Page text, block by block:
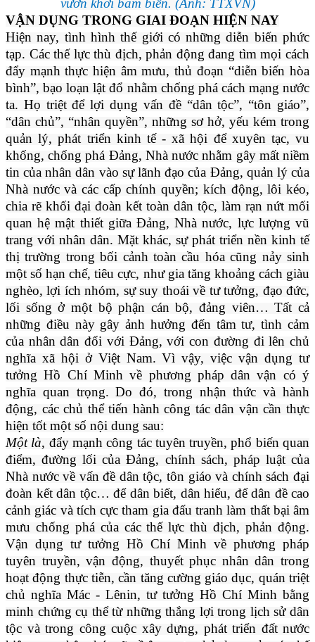
vươn khơi bám biển. (Ảnh: TTXVN)
VẬN DỤNG TRONG GIAI ĐOẠN HIỆN NAY
Hiện nay, tình hình thế giới có những diễn biến phức
tạp. Các thế lực thù địch, phản động đang tìm mọi cách
đẩy mạnh thực hiện âm mưu, thủ đoạn “diễn biến hòa
bình”, bạo loạn lật đổ nhằm chống phá cách mạng nước
ta. Họ triệt để lợi dụng vấn đề “dân tộc”, “tôn giáo”,
“dân chủ”, “nhân quyền”, những sơ hở, yếu kém trong
quản lý, phát triển kinh tế - xã hội để xuyên tạc, vu
khống, chống phá Đảng, Nhà nước nhằm gây mất niềm
tin của nhân dân vào sự lãnh đạo của Đảng, quản lý của
Nhà nước và các cấp chính quyền; kích động, lôi kéo,
chia rẽ khối đại đoàn kết toàn dân tộc, làm rạn nứt mối
quan hệ mật thiết giữa Đảng, Nhà nước, lực lượng vũ
trang với nhân dân. Mặt khác, sự phát triển nền kinh tế
thị trường trong bối cảnh toàn cầu hóa cũng nảy sinh
một số hạn chế, tiêu cực, như gia tăng khoảng cách giàu
nghèo, lợi ích nhóm, sự suy thoái về tư tưởng, đạo đức,
lối sống ở một bộ phận cán bộ, đảng viên… Tất cả
những điều này gây ảnh hưởng đến tâm tư, tình cảm
của nhân dân đối với Đảng, với con đường đi lên chủ
nghĩa xã hội ở Việt Nam. Vì vậy, việc vận dụng tư
tưởng Hồ Chí Minh về phương pháp dân vận có ý
nghĩa quan trọng. Do đó, trong nhận thức và hành
động, các chủ thể tiến hành công tác dân vận cần thực
hiện tốt một số nội dung sau:
Một là, đẩy mạnh công tác tuyên truyền, phổ biến quan
điểm, đường lối của Đảng, chính sách, pháp luật của
Nhà nước về vấn đề dân tộc, tôn giáo và chính sách đại
đoàn kết dân tộc… để dân biết, dân hiểu, để dân đề cao
cảnh giác và tích cực tham gia đấu tranh làm thất bại âm
mưu chống phá của các thế lực thù địch, phản động.
Vận dụng tư tưởng Hồ Chí Minh về phương pháp
tuyên truyền, vận động, thuyết phục nhân dân trong
hoạt động thực tiễn, cần tăng cường giáo dục, quán triệt
chủ nghĩa Mác - Lênin, tư tưởng Hồ Chí Minh bằng
minh chứng cụ thể từ những thắng lợi trong lịch sử dân
tộc và trong công cuộc xây dựng, phát triển đất nước